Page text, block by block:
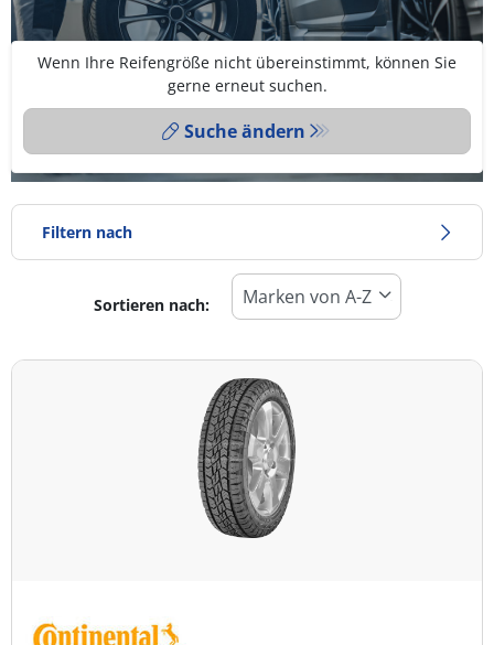
Wenn Ihre Reifengröße nicht übereinstimmt, können Sie
gerne erneut suchen.
Suche ändern
Filtern nach
Reifentyp
Alle Arten (13)
Ganzjahresreifen (6)
Pkw (0)
Sortieren nach: